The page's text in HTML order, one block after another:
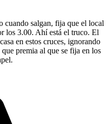
cuando salgan, fija que el local
los 3.00. Ahí está el truco. El
en estos cruces, ignorando
premia al que se fija en los